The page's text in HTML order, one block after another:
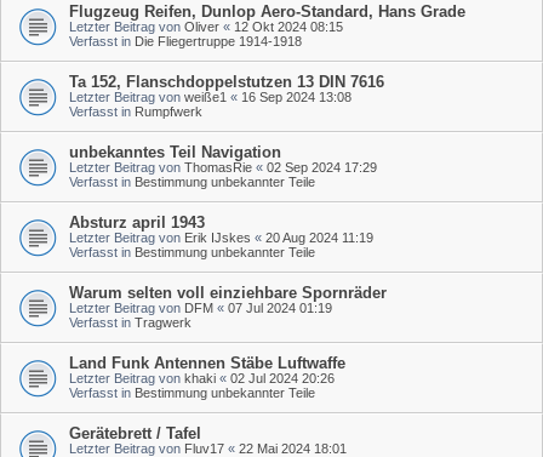
Flugzeug Reifen, Dunlop Aero-Standard, Hans Grade
Letzter Beitrag von Oliver « 12 Okt 2024 08:15
Verfasst in Die Fliegertruppe 1914-1918
Ta 152, Flanschdoppelstutzen 13 DIN 7616
Letzter Beitrag von weiße1 « 16 Sep 2024 13:08
Verfasst in Rumpfwerk
unbekanntes Teil Navigation
Letzter Beitrag von ThomasRie « 02 Sep 2024 17:29
Verfasst in Bestimmung unbekannter Teile
Absturz april 1943
Letzter Beitrag von Erik IJskes « 20 Aug 2024 11:19
Verfasst in Bestimmung unbekannter Teile
Warum selten voll einziehbare Spornräder
Letzter Beitrag von DFM « 07 Jul 2024 01:19
Verfasst in Tragwerk
Land Funk Antennen Stäbe Luftwaffe
Letzter Beitrag von khaki « 02 Jul 2024 20:26
Verfasst in Bestimmung unbekannter Teile
Gerätebrett / Tafel
Letzter Beitrag von Fluv17 « 22 Mai 2024 18:01